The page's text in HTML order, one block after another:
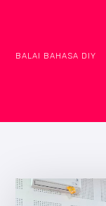
BALAI BAHASA DIY